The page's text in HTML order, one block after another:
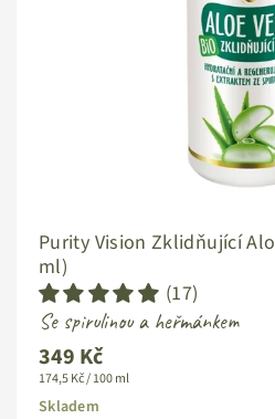
Purity Vision Zklidňující
ml)
(17)
Se spirulinou a heřmánkem
Standardní
cena
349 Kč
174,5 Kč / 100 ml
Skladem